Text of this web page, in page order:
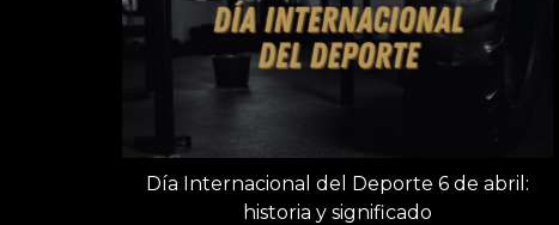
Día Internacional del Deporte 6 de abril:
historia y significado